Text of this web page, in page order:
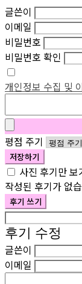
글쓴이
이메일
비밀번호
비밀번호 확인
개인정보 수집 및
평점 주기
저장하기
사진 후기만 보
작성된 후기가 없
후기 쓰기
후기 수정
글쓴이
이메일